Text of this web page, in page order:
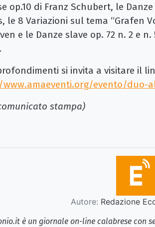
op.10 di Franz Schubert, le
le 8 Variazioni sul tema “Grafen
e le Danze slave op. 72 n. 2 e
si invita a visitare il
evento/duo-
stampa)
Autore: Redazione
è un giornale on-line calabrese con